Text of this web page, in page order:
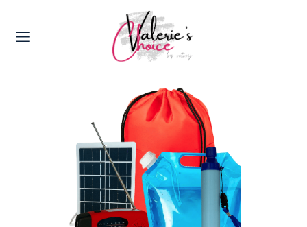
Valerie's Topics
Travel & Culture
Food & Drinks
Happyness & Opmerkelijk
Lifestyle, Sport & Duurzaamheid
Gadgets & Tech
Top 5 van Valerie
Health & Beauty